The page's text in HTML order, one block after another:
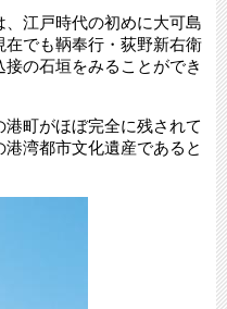
江戸時代の初めに大可島
でも鞆奉行・荻野新右衛
の石垣をみることができ
町がほぼ完全に残されて
湾都市文化遺産であると